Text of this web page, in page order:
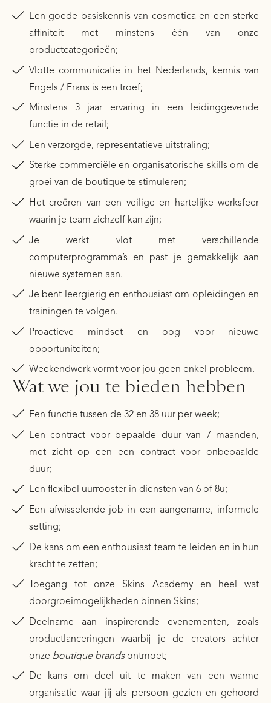
Een goede basiskennis van cosmetica en een sterke
affiniteit met minstens één van onze
productcategorieën;
Vlotte communicatie in het Nederlands, kennis van
Engels / Frans is een troef;
Minstens 3 jaar ervaring in een leidinggevende
functie in de retail;
Een verzorgde, representatieve uitstraling;
Sterke commerciële en organisatorische skills om de
groei van de boutique te stimuleren;
Het creëren van een veilige en hartelijke werksfeer
waarin je team zichzelf kan zijn;
Je werkt vlot met verschillende
computerprogramma’s en past je gemakkelijk aan
nieuwe systemen aan.
Je bent leergierig en enthousiast om opleidingen en
trainingen te volgen.
Proactieve mindset en oog voor nieuwe
opportuniteiten;
Weekendwerk vormt voor jou geen enkel probleem.
Wat we jou te bieden hebben
Een functie tussen de 32 en 38 uur per week;
Een contract voor bepaalde duur van 7 maanden,
met zicht op een een contract voor onbepaalde
duur;
Een flexibel uurrooster in diensten van 6 of 8u;
Een afwisselende job in een aangename, informele
setting;
De kans om een enthousiast team te leiden en in hun
kracht te zetten;
Toegang tot onze Skins Academy en heel wat
doorgroeimogelijkheden binnen Skins;
Deelname aan inspirerende evenementen, zoals
productlanceringen waarbij je de creators achter
onze boutique brandsontmoet;
De kans om deel uit te maken van een warme
organisatie waar jij als persoon gezien en gehoord